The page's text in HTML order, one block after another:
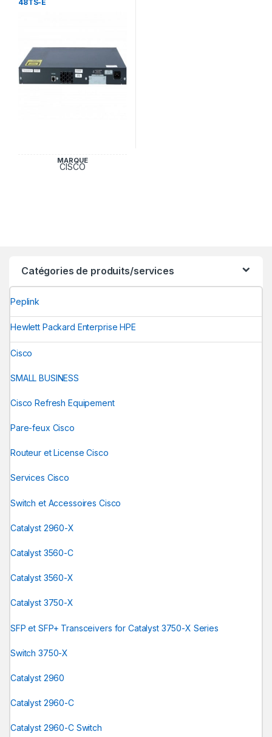
48TS-E
MARQUE
CISCO
Catégories de produits/services
Peplink
Hewlett Packard Enterprise HPE
Cisco
SMALL BUSINESS
Cisco Refresh Equipement
Pare-feux Cisco
Routeur et License Cisco
Services Cisco
Switch et Accessoires Cisco
Catalyst 2960-X
Catalyst 3560-C
Catalyst 3560-X
Catalyst 3750-X
SFP et SFP+ Transceivers for Catalyst 3750-X Series
Switch 3750-X
Catalyst 2960
Catalyst 2960-C
Catalyst 2960-C Switch